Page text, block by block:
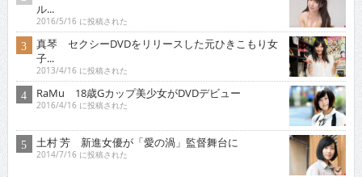
ル...
2016/5/16 に投稿された
真琴 セクシーDVDをリリースした元ひきこもり女
子...
2013/4/16 に投稿された
RaMu 18歳Gカップ美少女がDVDデビュー
2016/4/16 に投稿された
土村 芳 新進女優が「愛の渦」監督舞台に
2014/7/16 に投稿された